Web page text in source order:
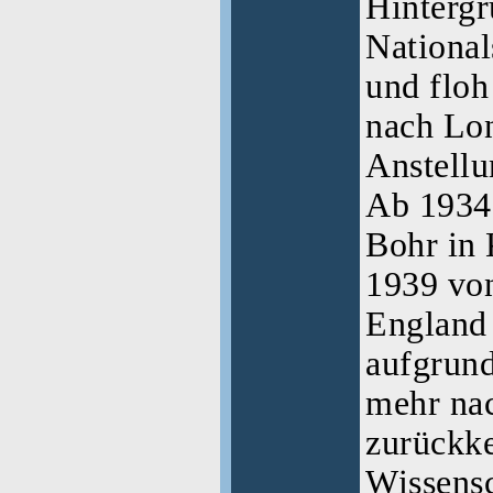
und floh
nach
Ab
Bohr in
1939
mehr